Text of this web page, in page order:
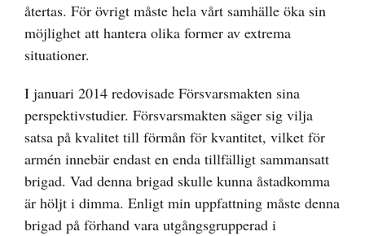
återtas. För övrigt måste hela vårt samhälle öka sin
möjlighet att hantera olika former av extrema
situationer.
I januari 2014 redovisade Försvarsmakten sina
perspektivstudier. Försvarsmakten säger sig vilja
satsa på kvalitet till förmån för kvantitet, vilket för
armén innebär endast en enda tillfälligt sammansatt
brigad. Vad denna brigad skulle kunna åstadkomma
är höljt i dimma. Enligt min uppfattning måste denna
brigad på förhand vara utgångsgrupperad i